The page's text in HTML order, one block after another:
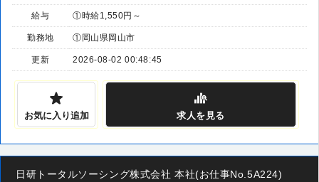
給与 ①時給1,550円～
勤務地 ①岡山県岡山市
更新 2026-08-02 00:48:45
お気に入り追加 求人を見る
日研トータルソーシング株式会社 本社(お仕事No.5A224)